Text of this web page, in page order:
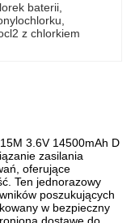
baterii
z chlorkiem
3.6V 14500mAh D
zasilania
oferujące
Ten jednorazowy
poszukujących
w bezpieczny